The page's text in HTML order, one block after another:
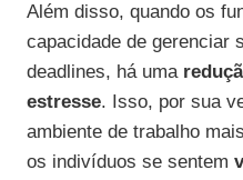
Além disso, quando os
capacidade de gerenciar
deadlines, há uma
estresse. Isso, por sua
ambiente de trabalho
os indivíduos se sentem